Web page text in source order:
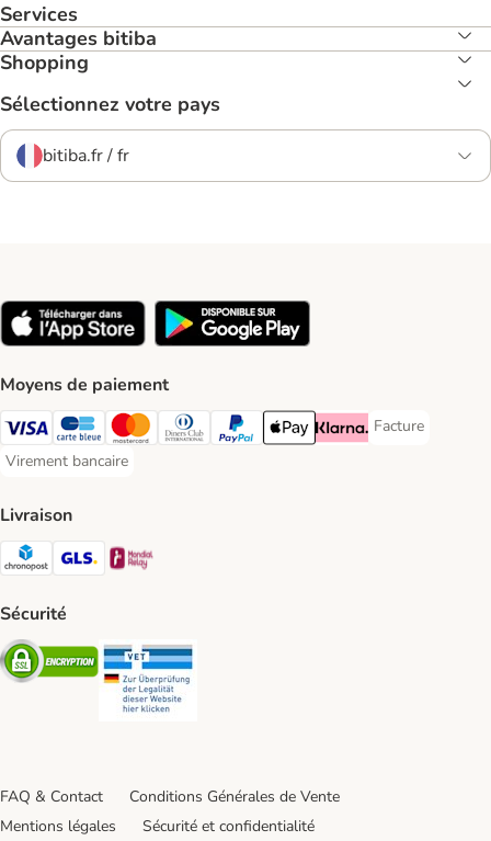
Services
Avantages bitiba
Shopping
Sélectionnez votre pays
bitiba.fr / fr
Moyens de paiement
Visa Payment Method
carte bleue Payment Method
Master Card Payment Method
Diners Club Payment Method
Paypal Payment Method
Apple Pay Payment Method
Klarna Payment Method
Facture
Facture
Virement bancaire
Virement bancaire Payment Method
Livraison
Chronopost Shipping Method
GLS Shipping Method
Sécurité
Security
FAQ & Contact
Conditions Générales de Vente
Mentions légales
Sécurité et confidentialité